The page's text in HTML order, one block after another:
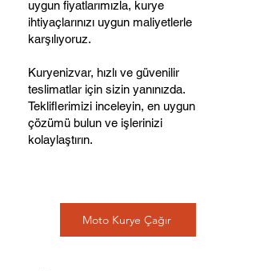
uygun fiyatlarımızla, kurye
ihtiyaçlarınızı uygun maliyetlerle
karşılıyoruz.
Kuryenizvar, hızlı ve güvenilir
teslimatlar için sizin yanınızda.
Tekliflerimizi inceleyin, en uygun
çözümü bulun ve işlerinizi
kolaylaştırın.
Moto Kurye Çağır